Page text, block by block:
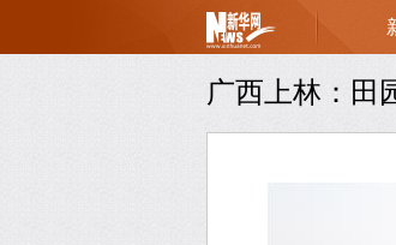
页
广西上林：田